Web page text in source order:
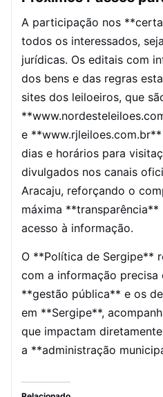
A participação nos
todos os interessados,
jurídicas. Os editais com
dos bens e das regras
sites dos leiloeiros, que
e
dias e horários para
divulgados nos canais
Aracaju, reforçando o
máxima **transparência**
acesso à informação.
O **Política de Sergipe**
com a informação precisa
**gestão pública** e os
em **Sergipe**,
que impactam
a **administração